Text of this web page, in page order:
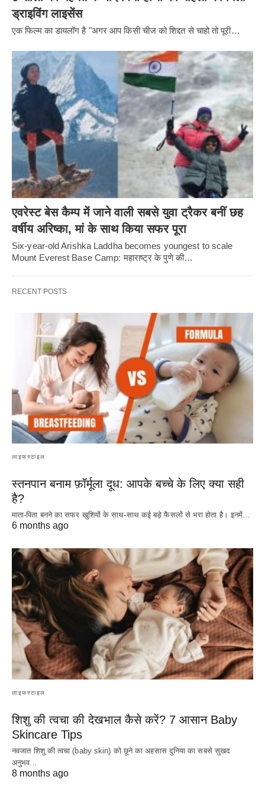
ड्राइविंग लाइसेंस
एक फिल्म का डायलॉग है "अगर आप किसी चीज को शिद्दत से चाहो तो पूरी…
एवरेस्ट बेस कैम्प में जाने वाली सबसे युवा ट्रैकर बनीं छह
वर्षीय अरिष्का, मां के साथ किया सफर पूरा
Six-year-old Arishka Laddha becomes youngest to scale
Mount Everest Base Camp: महाराष्ट्र के पुणे की…
RECENT POSTS
लाइफस्टाइल
स्तनपान बनाम फ़ॉर्मूला दूध: आपके बच्चे के लिए क्या सही
है?
माता-पिता बनने का सफर खुशियों के साथ-साथ कई बड़े फैसलों से भरा होता है। इनमें…
6 months ago
लाइफस्टाइल
शिशु की त्वचा की देखभाल कैसे करें? 7 आसान Baby
Skincare Tips
नवजात शिशु की त्वचा (baby skin) को छूने का अहसास दुनिया का सबसे सुखद
अनुभव…
8 months ago